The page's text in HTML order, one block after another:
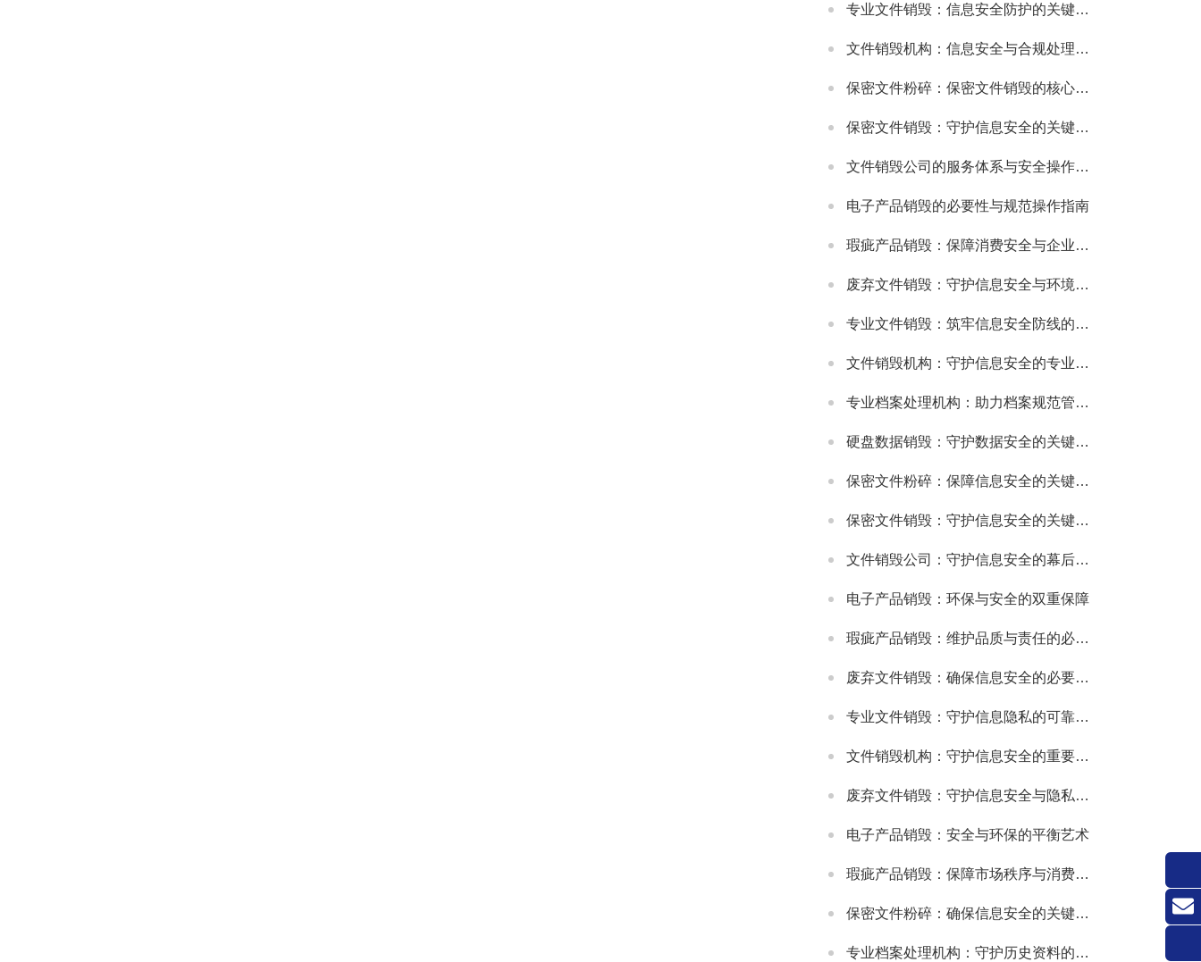
专业文件销毁：信息安全防护的关键环节
文件销毁机构：信息安全与合规处理的专业选择
保密文件粉碎：保密文件销毁的核心实施方式
保密文件销毁：守护信息安全的关键环节
文件销毁公司的服务体系与安全操作规范
电子产品销毁的必要性与规范操作指南
瑕疵产品销毁：保障消费安全与企业信誉的关键举措
废弃文件销毁：守护信息安全与环境的重要环节
专业文件销毁：筑牢信息安全防线的关键环节
文件销毁机构：守护信息安全的专业服务选择
专业档案处理机构：助力档案规范管理与安全保障
硬盘数据销毁：守护数据安全的关键环节
保密文件粉碎：保障信息安全的关键步骤
保密文件销毁：守护信息安全的关键环节
文件销毁公司：守护信息安全的幕后卫士
电子产品销毁：环保与安全的双重保障
瑕疵产品销毁：维护品质与责任的必要之举
废弃文件销毁：确保信息安全的必要措施
专业文件销毁：守护信息隐私的可靠方式
文件销毁机构：守护信息安全的重要防线
废弃文件销毁：守护信息安全与隐私的关键环节
电子产品销毁：安全与环保的平衡艺术
瑕疵产品销毁：保障市场秩序与消费者权益的关键举措
保密文件粉碎：确保信息安全的关键环节
专业档案处理机构：守护历史资料的可靠伙伴